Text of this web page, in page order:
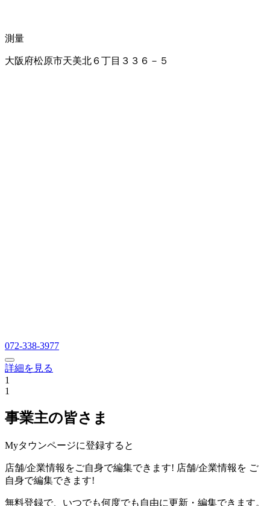
測量
大阪府松原市天美北６丁目３３６－５
072-338-3977
詳細を見る
1
1
事業主の皆さま
Myタウンページに登録すると
店舗/企業情報をご自身で編集できます! 店舗/企業情報を ご
自身で編集できます!
無料登録で、いつでも何度でも自由に更新・編集できます。